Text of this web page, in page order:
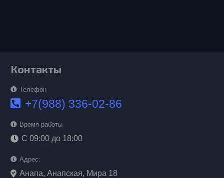
Контакты
Телефон
+7(988) 336-02-86
Время работы
С 09:00 до 18:00
Адрес:
Анапа, Анапская, Мира 18